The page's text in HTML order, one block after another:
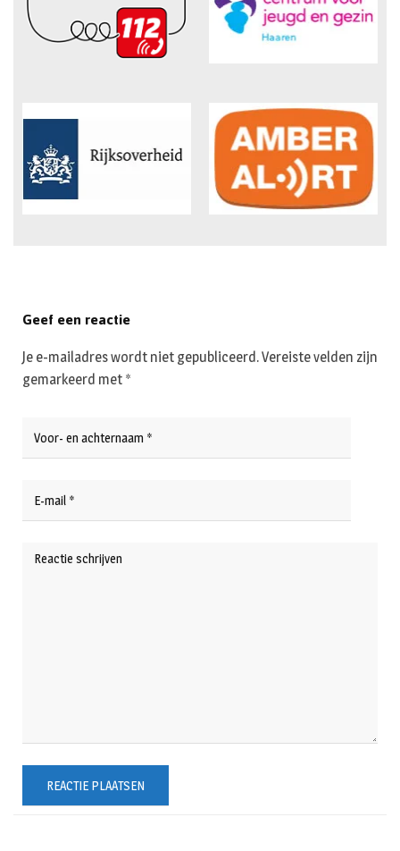
Geef een reactie
Je e-mailadres wordt niet gepubliceerd.Vereiste velden zijn
gemarkeerd met *